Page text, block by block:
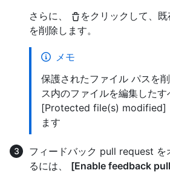
さらに、
をクリックして、
を削除します。
メモ
保護されたファイル パスを
ス内のファイルを編集したす
[Protected file(s) modified]
ます
フィードバック pull request を
るには、 [Enable feedback